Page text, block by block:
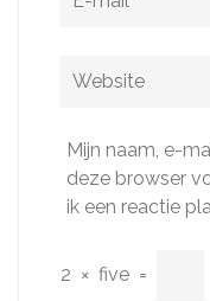
Website
Mijn naam, e-
deze browser
ik een reactie
2 × five =